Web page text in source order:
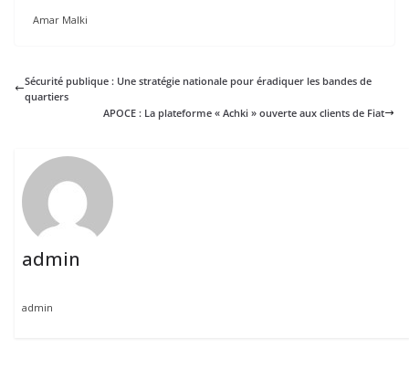
Amar Malki
Sécurité publique : Une stratégie nationale pour éradiquer les bandes de
quartiers
APOCE : La plateforme « Achki » ouverte aux clients de Fiat
admin
admin